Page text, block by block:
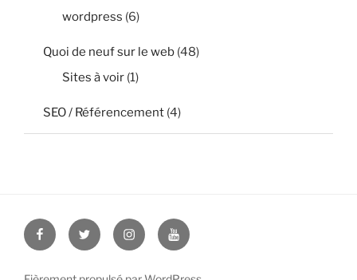
wordpress (6)
Quoi de neuf sur le web (48)
Sites à voir (1)
SEO / Référencement (4)
FacebookTwitter InstagramYoutube